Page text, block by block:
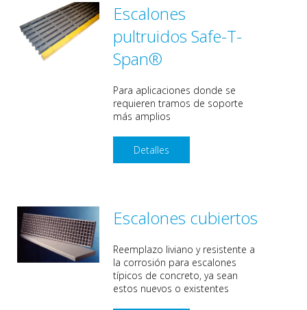
Escalones
pultruidos Safe-T-
Span®
Para aplicaciones donde se
requieren tramos de soporte
más amplios
Detalles
Escalones cubiertos
Reemplazo liviano y resistente a
la corrosión para escalones
típicos de concreto, ya sean
estos nuevos o existentes